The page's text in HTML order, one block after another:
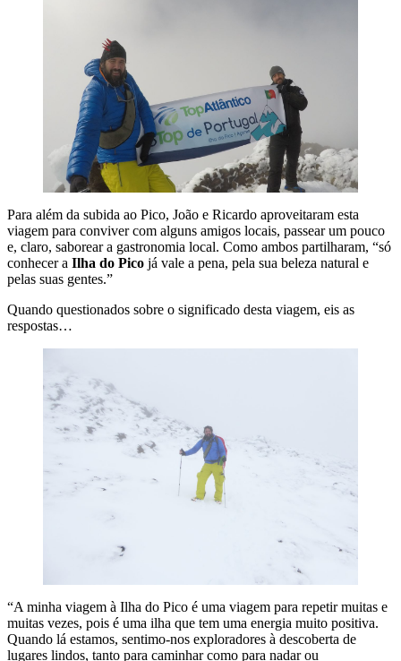
Para além da subida ao Pico, João e Ricardo aproveitaram esta
viagem para conviver com alguns amigos locais, passear um pouco
e, claro, saborear a gastronomia local. Como ambos partilharam, “só
conhecer a Ilha do Pico já vale a pena, pela sua beleza natural e
pelas suas gentes.”
Quando questionados sobre o significado desta viagem, eis as
respostas…
“A minha viagem à Ilha do Pico é uma viagem para repetir muitas e
muitas vezes, pois é uma ilha que tem uma energia muito positiva.
Quando lá estamos, senti­mo-­nos exploradores à descoberta de
lugares lindos, tanto para caminhar como para nadar ou